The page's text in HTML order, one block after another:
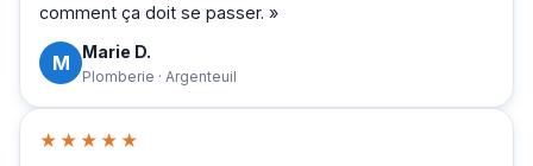
comment ça doit se passer. »
M Marie D.
Plomberie · Argenteuil
★★★★★